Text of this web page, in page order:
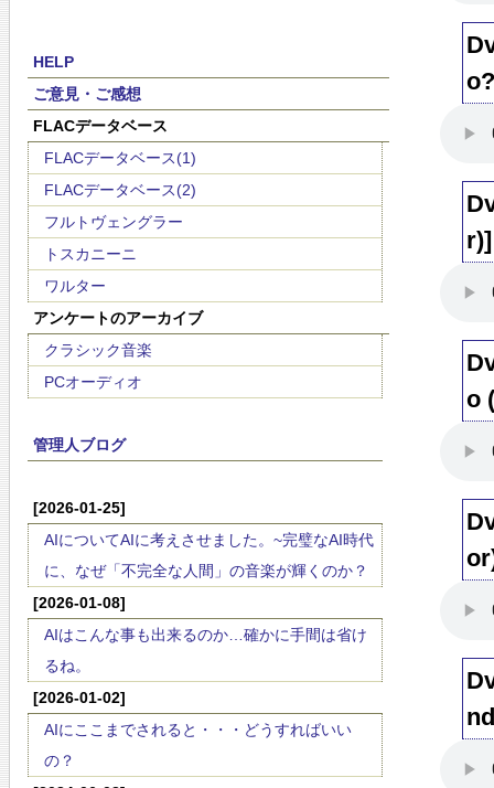
HELP
ご意見・ご感想
FLACデータベース
FLACデータベース(1)
FLACデータベース(2)
フルトヴェングラー
トスカニーニ
ワルター
アンケートのアーカイブ
クラシック音楽
PCオーディオ
管理人ブログ
[2026-01-25]
AIについてAIに考えさせました。~完璧なAI時代
に、なぜ「不完全な人間」の音楽が輝くのか？
[2026-01-08]
AIはこんな事も出来るのか…確かに手間は省け
るね。
[2026-01-02]
AIにここまでされると・・・どうすればいい
の？
r)]
o